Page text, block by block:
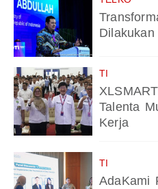
TI
Talenta
Kerja
TI
AdaKami